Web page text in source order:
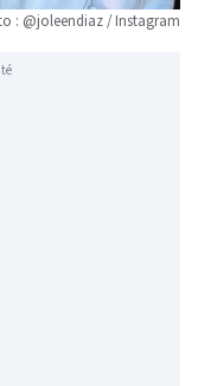
: @joleendiaz / Instagram